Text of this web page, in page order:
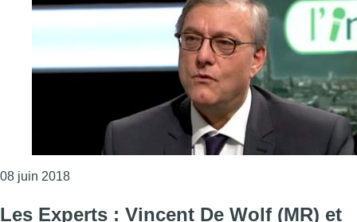
08 juin 2018Consulter l'article "L’Interview: Vincent De Wolf
Les Experts : Vincent De Wolf (MR) et